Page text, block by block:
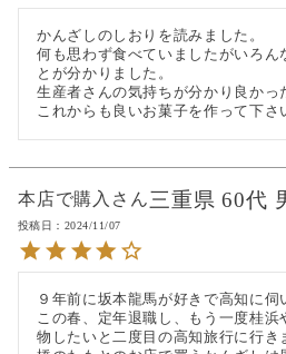
かんざしのしおりを読みました。
何も思わず食べていましたがいろん
とが分かりました。
生産者さんの気持ちが分かり良かっ
これからも良いお菓子を作って下さ
本店で購入 三重県 60代
投稿日 2024/11/07
９年前に坂本龍馬が好きで高知に伺
この春、定年退職し、もう一度桂
物したいと二度目の高知旅行に行き